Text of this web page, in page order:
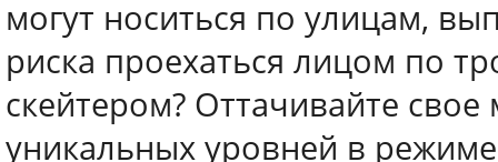
могут носиться по улицам,
риска проехаться лицом по
скейтером? Оттачивайте
уникальных уровней в